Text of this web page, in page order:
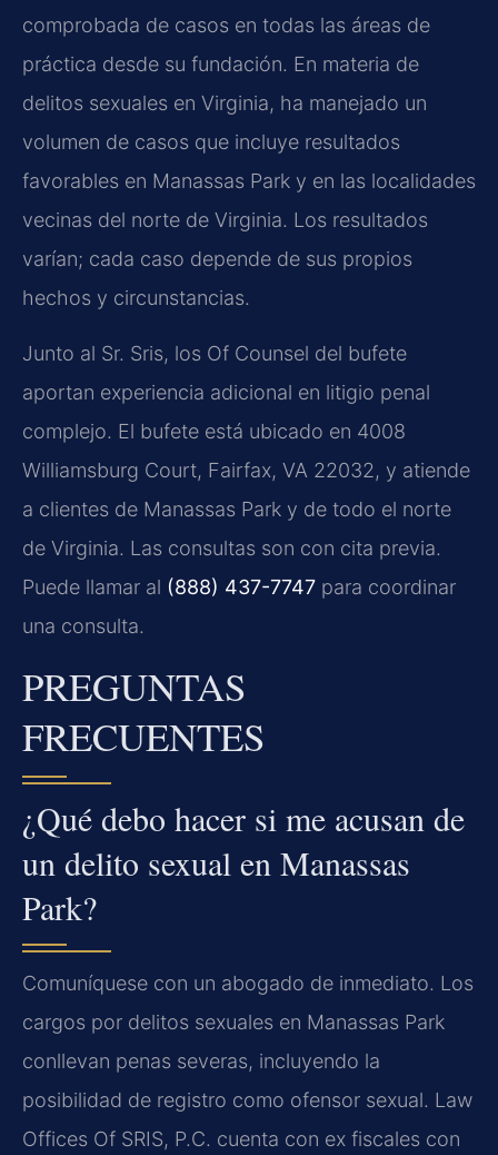
comprobada de casos en todas las áreas de
práctica desde su fundación. En materia de
delitos sexuales en Virginia, ha manejado un
volumen de casos que incluye resultados
favorables en Manassas Park y en las localidades
vecinas del norte de Virginia. Los resultados
varían; cada caso depende de sus propios
hechos y circunstancias.
Junto al Sr. Sris, los Of Counsel del bufete
aportan experiencia adicional en litigio penal
complejo. El bufete está ubicado en 4008
Williamsburg Court, Fairfax, VA 22032, y atiende
a clientes de Manassas Park y de todo el norte
de Virginia. Las consultas son con cita previa.
Puede llamar al (888) 437-7747 para coordinar
una consulta.
PREGUNTAS
FRECUENTES
¿Qué debo hacer si me acusan de
un delito sexual en Manassas
Park?
Comuníquese con un abogado de inmediato. Los
cargos por delitos sexuales en Manassas Park
conllevan penas severas, incluyendo la
posibilidad de registro como ofensor sexual. Law
Offices Of SRIS, P.C. cuenta con ex fiscales con